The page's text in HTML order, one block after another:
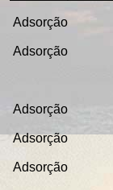
Adsorção
Adsorção
Adsorção
Adsorção
Adsorção